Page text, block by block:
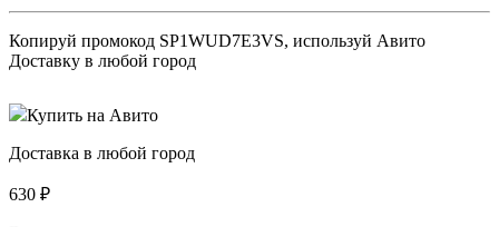
Копируй промокод SP1WUD7E3VS, используй Авито
Доставку в любой город
Купить на Авито
Доставка в любой город
630 ₽